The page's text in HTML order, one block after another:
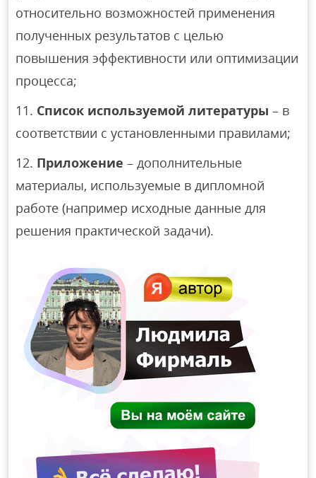
относительно возможностей применения
полученных результатов с целью
повышения эффективности или оптимизации
процесса;
Список используемой литературы – в
соответствии с установленными правилами;
Приложение – дополнительные
материалы, используемые в дипломной
работе (например исходные данные для
решения практической задачи).